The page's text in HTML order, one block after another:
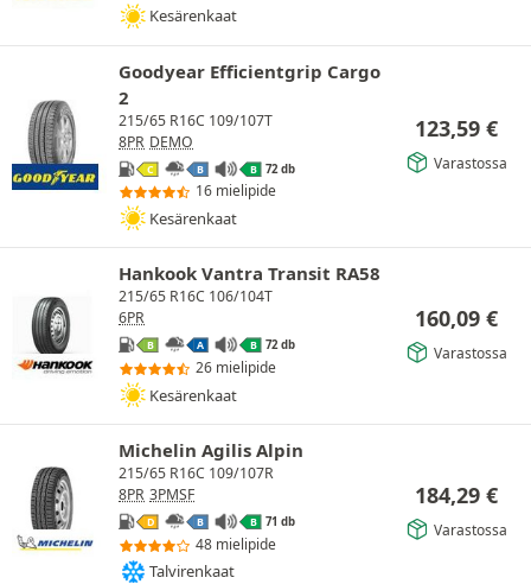
Kesärenkaat
Goodyear Efficientgrip Cargo
2
215/65 R16C 109/107T
8PR DEMO
C B B 72 db
16 mielipide
Kesärenkaat
123,59 €
Varastossa
Hankook Vantra Transit RA58
215/65 R16C 106/104T
6PR
B A B 72 db
26 mielipide
Kesärenkaat
160,09 €
Varastossa
Michelin Agilis Alpin
215/65 R16C 109/107R
8PR 3PMSF
D B B 71 db
48 mielipide
Talvirenkaat
184,29 €
Varastossa